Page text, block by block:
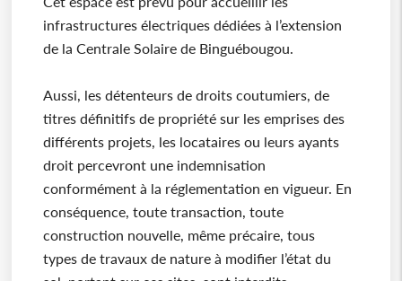
infrastructures électriques dédiées à l’extension
de la Centrale Solaire de Binguébougou.
Aussi, les détenteurs de droits coutumiers, de
titres définitifs de propriété sur les emprises des
différents projets, les locataires ou leurs ayants
droit percevront une indemnisation
conformément à la réglementation en vigueur. En
conséquence, toute transaction, toute
construction nouvelle, même précaire, tous
types de travaux de nature à modifier l’état du